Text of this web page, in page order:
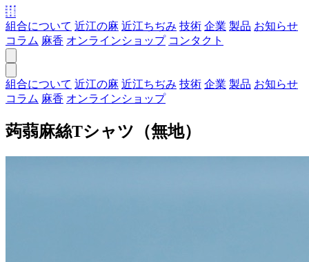
組合について 近江の麻 近江ちぢみ 技術 企業 製品 お知らせ
コラム 麻香 オンラインショップ コンタクト
組合について 近江の麻 近江ちぢみ 技術 企業 製品 お知らせ
コラム 麻香 オンラインショップ
蒟蒻麻絲Tシャツ（無地）